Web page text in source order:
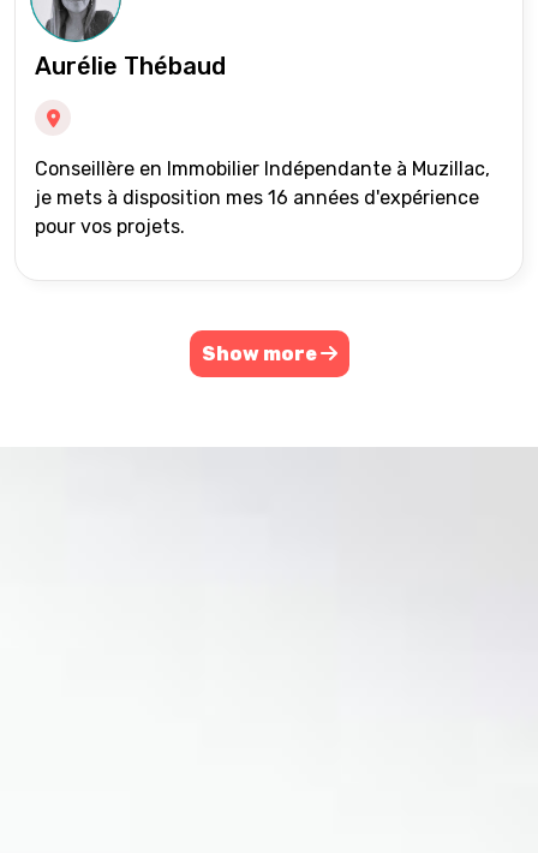
Aurélie Thébaud
Conseillère en Immobilier Indépendante à Muzillac,
je mets à disposition mes 16 années d'expérience
pour vos projets.
Show more